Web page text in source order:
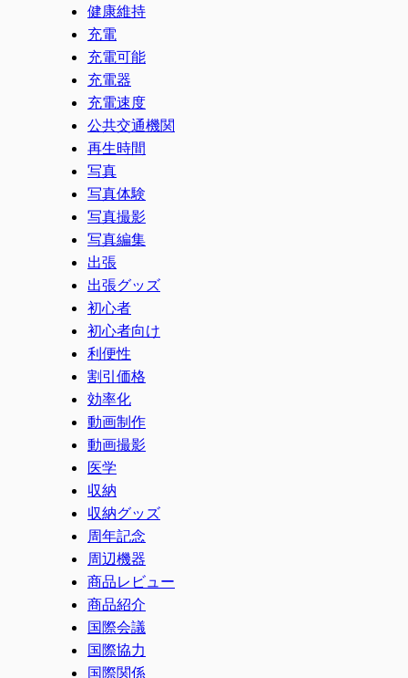
健康維持
充電
充電可能
充電器
充電速度
公共交通機関
再生時間
写真
写真体験
写真撮影
写真編集
出張
出張グッズ
初心者
初心者向け
利便性
割引価格
効率化
動画制作
動画撮影
医学
収納
収納グッズ
周年記念
周辺機器
商品レビュー
商品紹介
国際会議
国際協力
国際関係